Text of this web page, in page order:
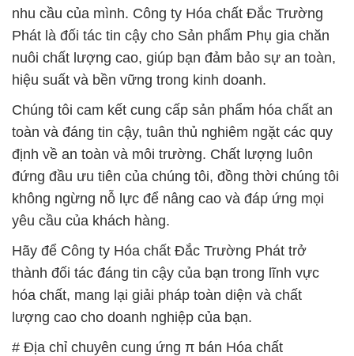
nhu cầu của mình. Công ty Hóa chất Đắc Trường
Phát là đối tác tin cậy cho Sản phẩm Phụ gia chăn
nuôi chất lượng cao, giúp bạn đảm bảo sự an toàn,
hiệu suất và bền vững trong kinh doanh.
Chúng tôi cam kết cung cấp sản phẩm hóa chất an
toàn và đáng tin cậy, tuân thủ nghiêm ngặt các quy
định về an toàn và môi trường. Chất lượng luôn
đứng đầu ưu tiên của chúng tôi, đồng thời chúng tôi
không ngừng nỗ lực để nâng cao và đáp ứng mọi
yêu cầu của khách hàng.
Hãy để Công ty Hóa chất Đắc Trường Phát trở
thành đối tác đáng tin cậy của bạn trong lĩnh vực
hóa chất, mang lại giải pháp toàn diện và chất
lượng cao cho doanh nghiệp của bạn.
# Địa chỉ chuyên cung ứng π bán Hóa chất